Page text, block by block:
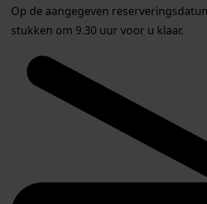
Op de aangegeven
stukken om 9.30 uur voor u klaar.